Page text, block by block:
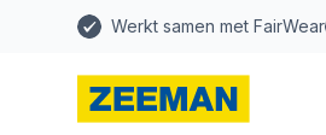
Werkt samen met FairWear